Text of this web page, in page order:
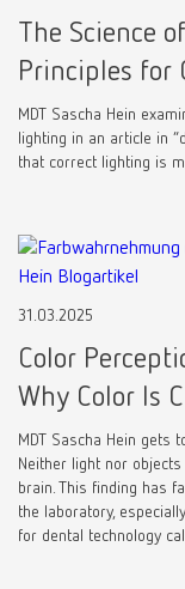
The Science
Principles for
MDT Sascha Hein
lighting in an article in
that correct lighting is
31.03.2025
Color
Why Color Is
MDT Sascha Hein gets
Neither light nor
brain. This finding has
the laboratory,
for dental technology